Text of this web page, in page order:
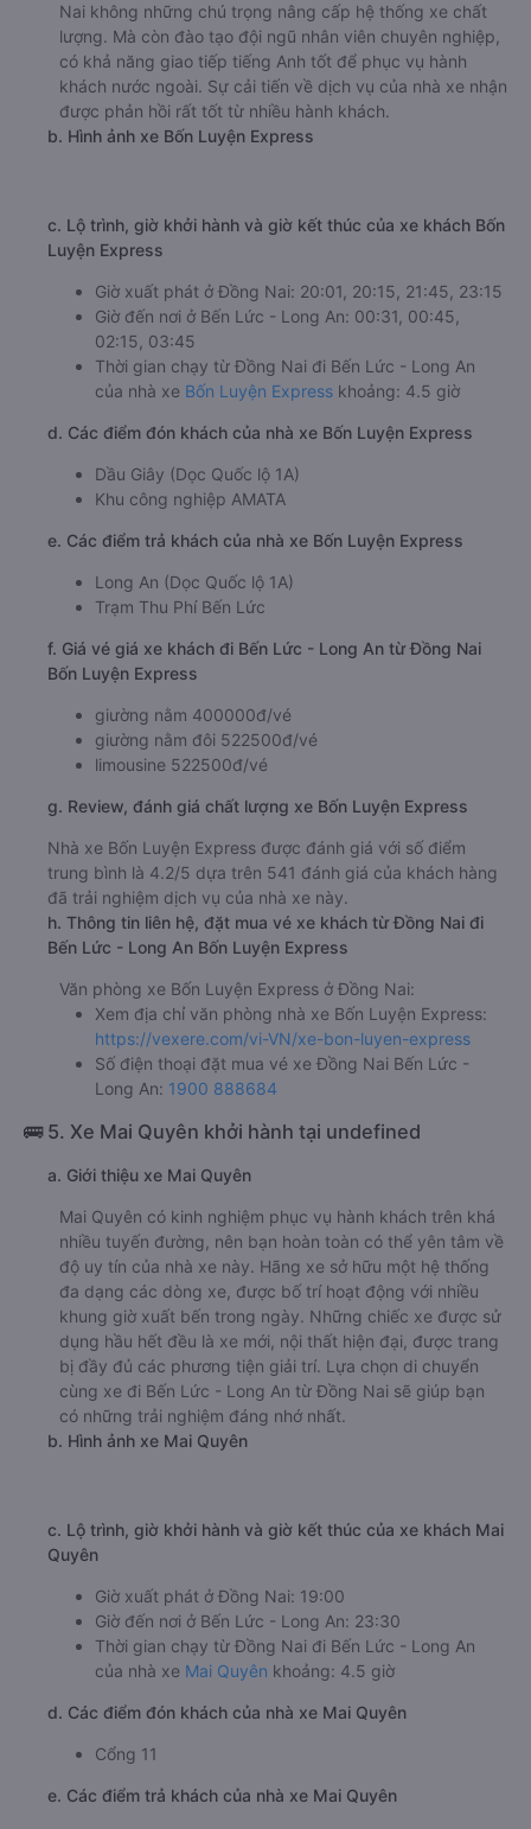
Nai không những chú trọng nâng cấp hệ thống xe chất
lượng. Mà còn đào tạo đội ngũ nhân viên chuyên nghiệp,
có khả năng giao tiếp tiếng Anh tốt để phục vụ hành
khách nước ngoài. Sự cải tiến về dịch vụ của nhà xe nhận
được phản hồi rất tốt từ nhiều hành khách.
b. Hình ảnh xe Bốn Luyện Express
c. Lộ trình, giờ khởi hành và giờ kết thúc của xe khách Bốn
Luyện Express
Giờ xuất phát ở Đồng Nai: 20:01, 20:15, 21:45, 23:15
Giờ đến nơi ở Bến Lức - Long An: 00:31, 00:45,
02:15, 03:45
Thời gian chạy từ Đồng Nai đi Bến Lức - Long An
của nhà xe Bốn Luyện Express khoảng: 4.5 giờ
d. Các điểm đón khách của nhà xe Bốn Luyện Express
Dầu Giây (Dọc Quốc lộ 1A)
Khu công nghiệp AMATA
e. Các điểm trả khách của nhà xe Bốn Luyện Express
Long An (Dọc Quốc lộ 1A)
Trạm Thu Phí Bến Lức
f. Giá vé giá xe khách đi Bến Lức - Long An từ Đồng Nai
Bốn Luyện Express
giường nằm 400000đ/vé
giường nằm đôi 522500đ/vé
limousine 522500đ/vé
g. Review, đánh giá chất lượng xe Bốn Luyện Express
Nhà xe Bốn Luyện Express được đánh giá với số điểm
trung bình là 4.2/5 dựa trên 541 đánh giá của khách hàng
đã trải nghiệm dịch vụ của nhà xe này.
h. Thông tin liên hệ, đặt mua vé xe khách từ Đồng Nai đi
Bến Lức - Long An Bốn Luyện Express
Văn phòng xe Bốn Luyện Express ở Đồng Nai:
Xem địa chỉ văn phòng nhà xe Bốn Luyện Express:
https://vexere.com/vi-VN/xe-bon-luyen-express
Số điện thoại đặt mua vé xe Đồng Nai Bến Lức -
Long An: 1900 888684
🚌 5. Xe Mai Quyên khởi hành tại undefined
a. Giới thiệu xe Mai Quyên
Mai Quyên có kinh nghiệm phục vụ hành khách trên khá
nhiều tuyến đường, nên bạn hoàn toàn có thể yên tâm về
độ uy tín của nhà xe này. Hãng xe sở hữu một hệ thống
đa dạng các dòng xe, được bố trí hoạt động với nhiều
khung giờ xuất bến trong ngày. Những chiếc xe được sử
dụng hầu hết đều là xe mới, nội thất hiện đại, được trang
bị đầy đủ các phương tiện giải trí. Lựa chọn di chuyển
cùng xe đi Bến Lức - Long An từ Đồng Nai sẽ giúp bạn
có những trải nghiệm đáng nhớ nhất.
b. Hình ảnh xe Mai Quyên
c. Lộ trình, giờ khởi hành và giờ kết thúc của xe khách Mai
Quyên
Giờ xuất phát ở Đồng Nai: 19:00
Giờ đến nơi ở Bến Lức - Long An: 23:30
Thời gian chạy từ Đồng Nai đi Bến Lức - Long An
của nhà xe Mai Quyên khoảng: 4.5 giờ
d. Các điểm đón khách của nhà xe Mai Quyên
Cổng 11
e. Các điểm trả khách của nhà xe Mai Quyên